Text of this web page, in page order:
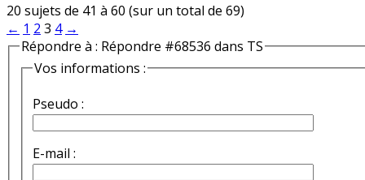
20 sujets de 41 à 60 (sur un total de 69)
← 1 2 3 4 →
Répondre à : Répondre #68536 dans TS
Vos informations :
Pseudo :
E-mail :